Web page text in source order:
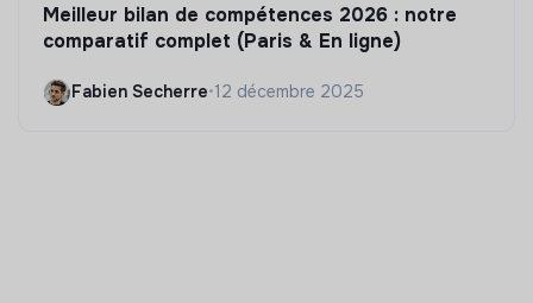
Meilleur bilan de compétences 2026 : notre
comparatif complet (Paris & En ligne)
Fabien Secherre•12 décembre 2025